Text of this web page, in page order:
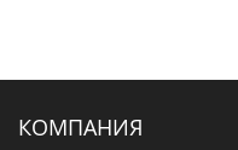
КОМПАНИЯ